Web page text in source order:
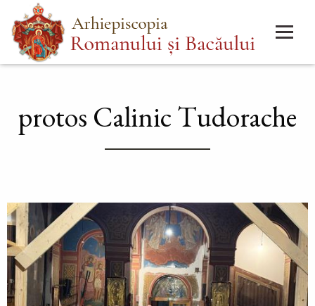
Mergi
la
conţinutul
Main
menu
protos Calinic Tudorache